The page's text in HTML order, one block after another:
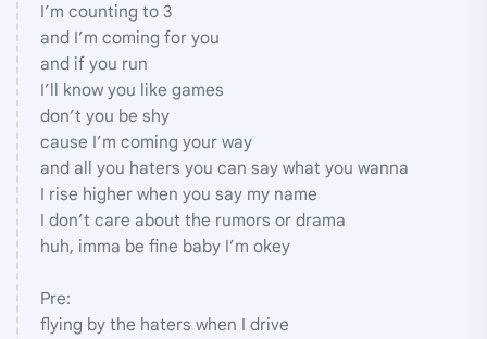
I’m counting to 3
and I’m coming for you
and if you run
I’ll know you like games
don’t you be shy
cause I’m coming your way
and all you haters you can say what you wanna
I rise higher when you say my name
I don’t care about the rumors or drama
huh, imma be fine baby I’m okey
Pre:
flying by the haters when I drive